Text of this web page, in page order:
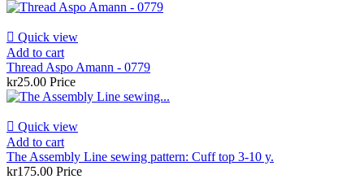
 Quick view
Add to cart
Thread Aspo Amann - 0779
kr25.00 Price
 Quick view
Add to cart
The Assembly Line sewing pattern: Cuff top 3-10 y.
kr175.00 Price